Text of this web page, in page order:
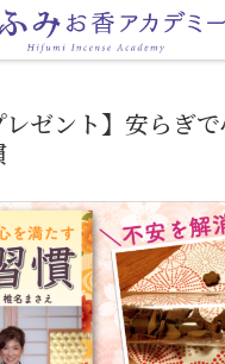
体に効く「お香のある生活」
レゼント】安らぎ